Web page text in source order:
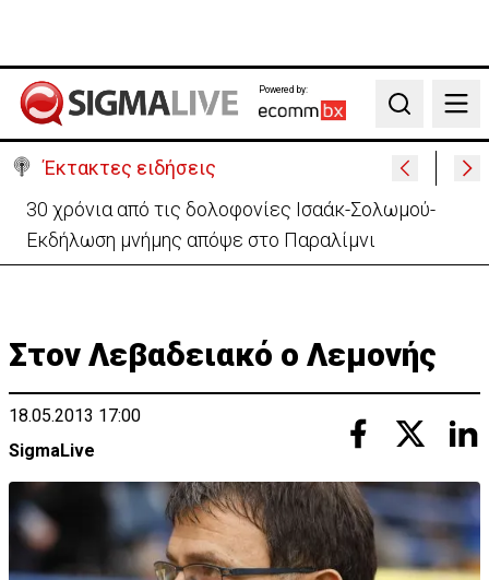
Powered by:
Search
Έκτακτες ειδήσεις
30 χρόνια από τις δολοφονίες Ισαάκ-Σολωμού-
Εκδήλωση μνήμης απόψε στο Παραλίμνι
Στον Λεβαδειακό ο Λεμονής
18.05.2013 17:00
SigmaLive